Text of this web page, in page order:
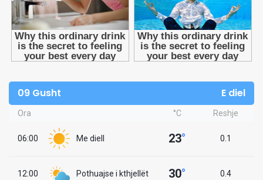
09 Gusht E diel
Ora °C Reshje
06:00 Me diell 23° 0.1
12:00 Pothuajse i kthjellët 30° 0.4